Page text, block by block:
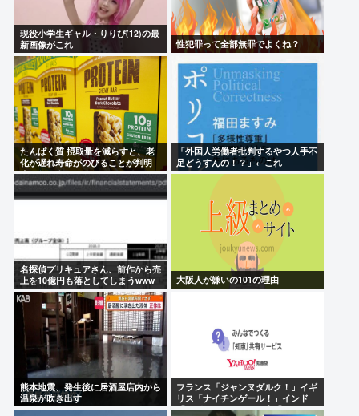
現役小学生ギャル・りりぴ(12)の最
新画像がこれ
性犯罪って全部無罪でよくね？
たんぱく質 摂取量を減らすと、老
化が遅れ寿命がのびることが判明
まっちゃん(;ω;)
「外国人労働者批判するやつ人手不
足どうすんの！？」←これ
名探偵プリキュアさん、前作から売
上を10億円も落としてしまうwww
大阪人が嫌いの101の理由
熊本地震、発生後に居酒屋店内から
温泉が吹き出す
フランス「ジャンヌダルク！」イギ
リス「ナイチンゲール！」インド
「マザーテレサ！」日本「…」